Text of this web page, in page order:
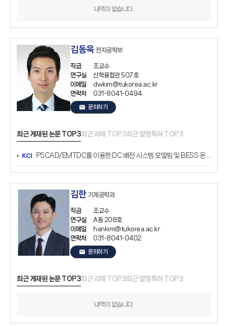
내역이 없습니다.
김동욱 전자공학부
직급
조교수
연구실
산학융합관 507호
이메일
dwkim@tukorea.ac.kr
연락처
031-8041-0494
email 문의하기
최근 게재된 논문 TOP3최근 과제 TOP3최근 발명특허 TOP3
KCI PSCAD/EMTDC를 이용한 DC 배전 시스템 모델링 및 BESS 운전 전략 연구
김한 기계공학과
직급
조교수
연구실
A동 208호
이메일
hankim@tukorea.ac.kr
연락처
031-8041-0402
email 문의하기
최근 게재된 논문 TOP3최근 과제 TOP3최근 발명특허 TOP3
내역이 없습니다.